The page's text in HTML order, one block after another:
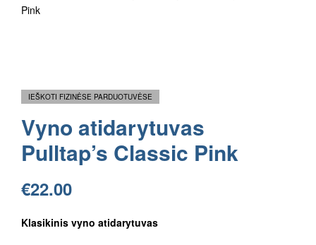
Pink
IEŠKOTI FIZINĖSE PARDUOTUVĖSE
Vyno atidarytuvas
Pulltap’s Classic Pink
€22.00
Klasikinis vyno atidarytuvas